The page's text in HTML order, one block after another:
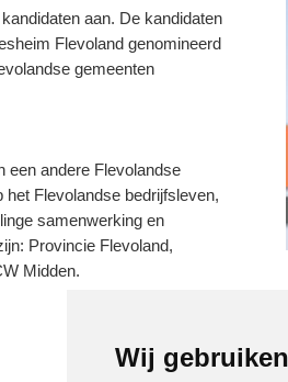
Wij
aan. De kandidaten
Flevoland genomineerd
gemeenten
een andere Flevolandse
Flevolandse bedrijfsleven,
samenwerking en
Provincie Flevoland,
Midden.